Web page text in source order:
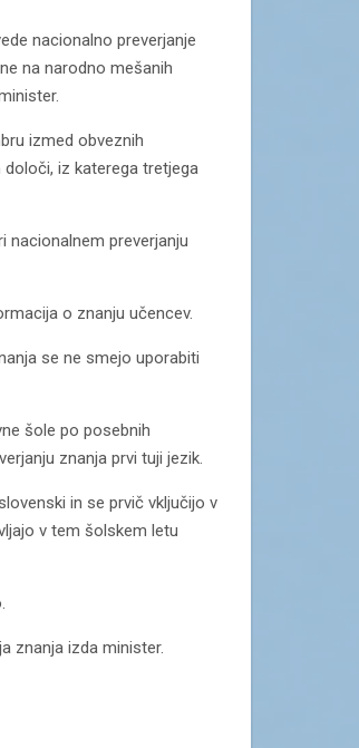
nacionalno preverjanje
na narodno mešanih
izmed obveznih
iz katerega tretjega
nacionalnem preverjanju
o znanju učencev.
se ne smejo uporabiti
šole po posebnih
znanja prvi tuji jezik.
in se prvič vključijo v
v tem šolskem letu
znanja izda minister.